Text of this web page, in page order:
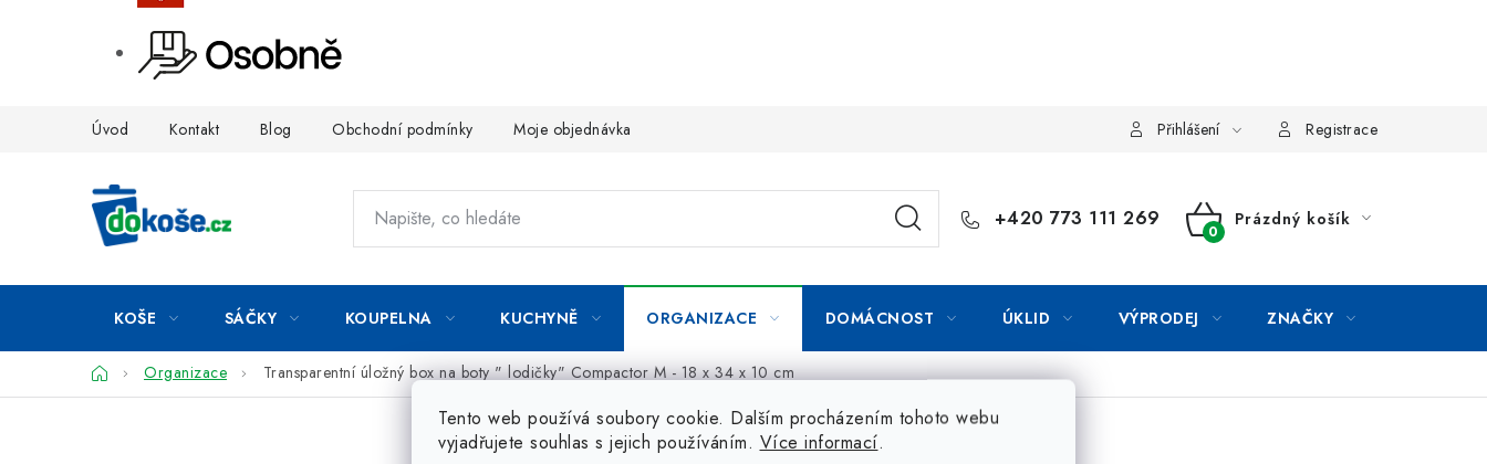
Tento web používá soubory cookie. Dalším procházením tohoto webu
vyjadřujete souhlas s jejich používáním. Více informací.
Úvod Kontakt Blog Obchodní podmínky Moje objednávka Přihlášení Registrace
+420 773 111 269
NÁKUPNÍ
Prázdný košík
KOŠE SÁČKY KOUPELNA KUCHYNĚ ORGANIZACE DOMÁCNOST ÚKLID VÝPRODEJ ZNAČKY
DomůOrganizace Transparentní úložný box na boty " lodičky" Compactor M - 18 x 34 x 10 cm